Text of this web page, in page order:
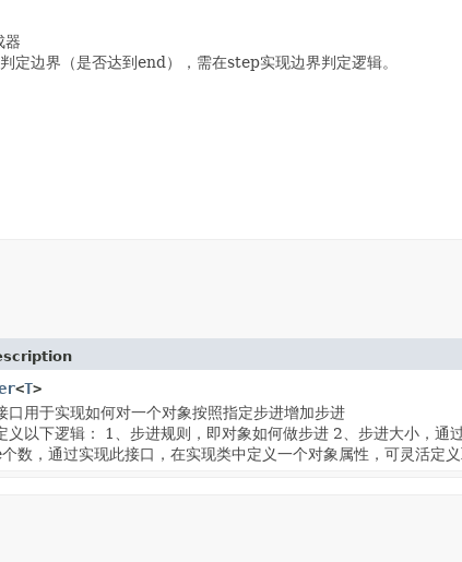
器
定边界（是否达到end），需在step实现边界判定逻辑。
<T>
口用于实现如何对一个对象按照指定步进增加步进
义以下逻辑： 1、步进规则，即对象如何做步进 2、步进大小，
数，通过实现此接口，在实现类中定义一个对象属性，可灵活定